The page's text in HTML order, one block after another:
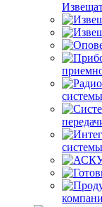
системы
системы